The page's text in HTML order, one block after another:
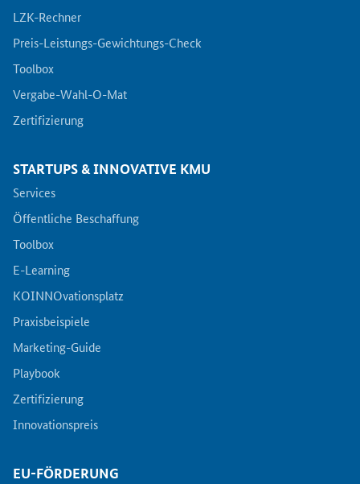
LZK-Rechner
Preis-Leistungs-Gewichtungs-Check
Toolbox
Vergabe-Wahl-O-Mat
Zertifizierung
STARTUPS & INNOVATIVE KMU
Services
Öffentliche Beschaffung
Toolbox
E-Learning
KOINNOvationsplatz
Praxisbeispiele
Marketing-Guide
Playbook
Zertifizierung
Innovationspreis
EU-FÖRDERUNG